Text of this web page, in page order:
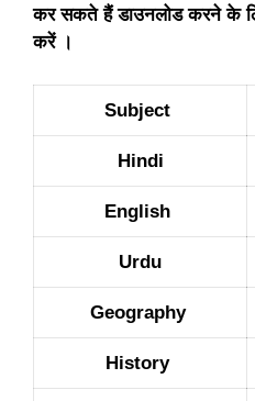
कर सकते हैं डाउनलोड करने के
करें ।
Subject
Hindi
English
Urdu
Geography
History